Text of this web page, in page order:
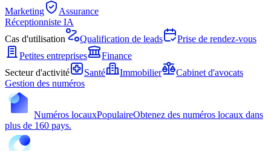
Marketing
Assurance
Réceptionniste IA
Cas d'utilisation
Qualification de leads
Prise de rendez-vous
Petites entreprises
Finance
Secteur d'activité
Santé Immobilier
Cabinet d'avocats
Gestion des numéros
Numéros locauxPopulaireObtenez des numéros locaux dans
plus de 160 pays.